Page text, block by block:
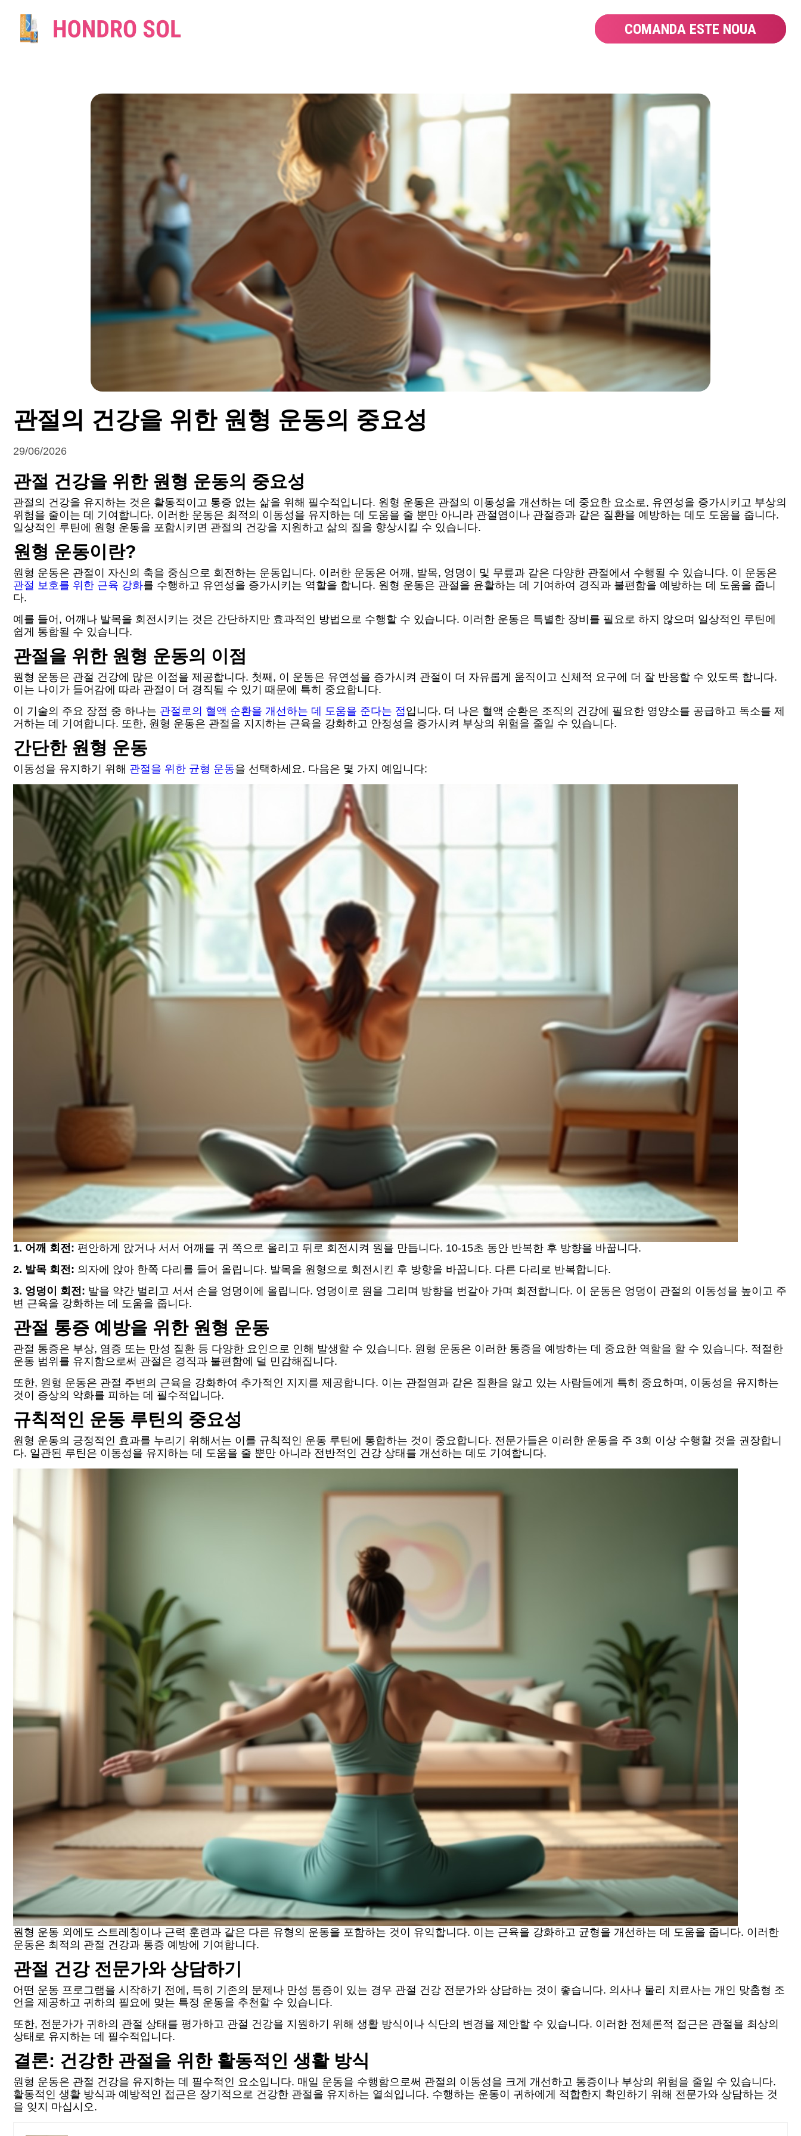
COMANDA ESTE NOUA
관절의 건강을 위한 원형 운동의 중요성
29/06/2026
관절 건강을 위한 원형 운동의 중요성
관절의 건강을 유지하는 것은 활동적이고 통증 없는 삶을 위해 필수적입니다. 원형 운동은 관절의 이동성을 개선하는 데 중요한 요소로, 유연성을 증가시키고 부상의
위험을 줄이는 데 기여합니다. 이러한 운동은 최적의 이동성을 유지하는 데 도움을 줄 뿐만 아니라 관절염이나 관절증과 같은 질환을 예방하는 데도 도움을 줍니다.
일상적인 루틴에 원형 운동을 포함시키면 관절의 건강을 지원하고 삶의 질을 향상시킬 수 있습니다.
원형 운동이란?
원형 운동은 관절이 자신의 축을 중심으로 회전하는 운동입니다. 이러한 운동은 어깨, 발목, 엉덩이 및 무릎과 같은 다양한 관절에서 수행될 수 있습니다. 이 운동은
관절 보호를 위한 근육 강화를 수행하고 유연성을 증가시키는 역할을 합니다. 원형 운동은 관절을 윤활하는 데 기여하여 경직과 불편함을 예방하는 데 도움을 줍니
다.
예를 들어, 어깨나 발목을 회전시키는 것은 간단하지만 효과적인 방법으로 수행할 수 있습니다. 이러한 운동은 특별한 장비를 필요로 하지 않으며 일상적인 루틴에
쉽게 통합될 수 있습니다.
관절을 위한 원형 운동의 이점
원형 운동은 관절 건강에 많은 이점을 제공합니다. 첫째, 이 운동은 유연성을 증가시켜 관절이 더 자유롭게 움직이고 신체적 요구에 더 잘 반응할 수 있도록 합니다.
이는 나이가 들어감에 따라 관절이 더 경직될 수 있기 때문에 특히 중요합니다.
이 기술의 주요 장점 중 하나는 관절로의 혈액 순환을 개선하는 데 도움을 준다는 점입니다. 더 나은 혈액 순환은 조직의 건강에 필요한 영양소를 공급하고 독소를 제
거하는 데 기여합니다. 또한, 원형 운동은 관절을 지지하는 근육을 강화하고 안정성을 증가시켜 부상의 위험을 줄일 수 있습니다.
간단한 원형 운동
이동성을 유지하기 위해 관절을 위한 균형 운동을 선택하세요. 다음은 몇 가지 예입니다:
1. 어깨 회전: 편안하게 앉거나 서서 어깨를 귀 쪽으로 올리고 뒤로 회전시켜 원을 만듭니다. 10-15초 동안 반복한 후 방향을 바꿉니다.
2. 발목 회전: 의자에 앉아 한쪽 다리를 들어 올립니다. 발목을 원형으로 회전시킨 후 방향을 바꿉니다. 다른 다리로 반복합니다.
3. 엉덩이 회전: 발을 약간 벌리고 서서 손을 엉덩이에 올립니다. 엉덩이로 원을 그리며 방향을 번갈아 가며 회전합니다. 이 운동은 엉덩이 관절의 이동성을 높이고 주
변 근육을 강화하는 데 도움을 줍니다.
관절 통증 예방을 위한 원형 운동
관절 통증은 부상, 염증 또는 만성 질환 등 다양한 요인으로 인해 발생할 수 있습니다. 원형 운동은 이러한 통증을 예방하는 데 중요한 역할을 할 수 있습니다. 적절한
운동 범위를 유지함으로써 관절은 경직과 불편함에 덜 민감해집니다.
또한, 원형 운동은 관절 주변의 근육을 강화하여 추가적인 지지를 제공합니다. 이는 관절염과 같은 질환을 앓고 있는 사람들에게 특히 중요하며, 이동성을 유지하는
것이 증상의 악화를 피하는 데 필수적입니다.
규칙적인 운동 루틴의 중요성
원형 운동의 긍정적인 효과를 누리기 위해서는 이를 규칙적인 운동 루틴에 통합하는 것이 중요합니다. 전문가들은 이러한 운동을 주 3회 이상 수행할 것을 권장합니
다. 일관된 루틴은 이동성을 유지하는 데 도움을 줄 뿐만 아니라 전반적인 건강 상태를 개선하는 데도 기여합니다.
원형 운동 외에도 스트레칭이나 근력 훈련과 같은 다른 유형의 운동을 포함하는 것이 유익합니다. 이는 근육을 강화하고 균형을 개선하는 데 도움을 줍니다. 이러한
운동은 최적의 관절 건강과 통증 예방에 기여합니다.
관절 건강 전문가와 상담하기
어떤 운동 프로그램을 시작하기 전에, 특히 기존의 문제나 만성 통증이 있는 경우 관절 건강 전문가와 상담하는 것이 좋습니다. 의사나 물리 치료사는 개인 맞춤형 조
언을 제공하고 귀하의 필요에 맞는 특정 운동을 추천할 수 있습니다.
또한, 전문가가 귀하의 관절 상태를 평가하고 관절 건강을 지원하기 위해 생활 방식이나 식단의 변경을 제안할 수 있습니다. 이러한 전체론적 접근은 관절을 최상의
상태로 유지하는 데 필수적입니다.
결론: 건강한 관절을 위한 활동적인 생활 방식
원형 운동은 관절 건강을 유지하는 데 필수적인 요소입니다. 매일 운동을 수행함으로써 관절의 이동성을 크게 개선하고 통증이나 부상의 위험을 줄일 수 있습니다.
활동적인 생활 방식과 예방적인 접근은 장기적으로 건강한 관절을 유지하는 열쇠입니다. 수행하는 운동이 귀하에게 적합한지 확인하기 위해 전문가와 상담하는 것
을 잊지 마십시오.